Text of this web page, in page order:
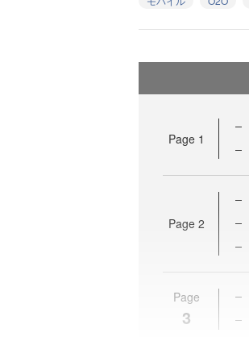
Page 1
Page 2
Page
3